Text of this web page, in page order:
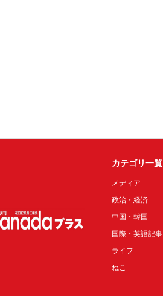
カテゴリ一覧
メディア
政治・経済
中国・韓国
国際・英語記事
ライフ
ねこ